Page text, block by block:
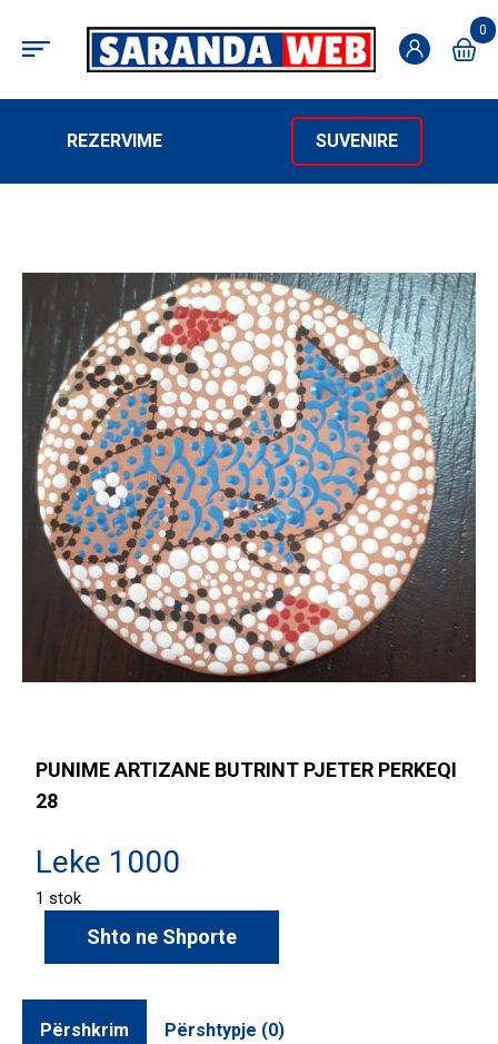
0
REZERVIME SUVENIRE
PUNIME ARTIZANE BUTRINT PJETER PERKEQI
28
Leke 1000
1 stok
Shto ne Shporte
Përshkrim Përshtypje (0)